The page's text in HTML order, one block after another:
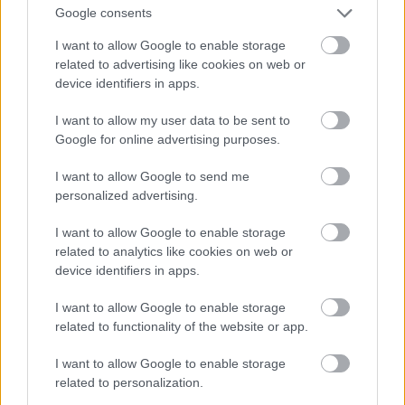
Google consents
I want to allow Google to enable storage
related to advertising like cookies on web or
device identifiers in apps.
I want to allow my user data to be sent to
Google for online advertising purposes.
I want to allow Google to send me
personalized advertising.
I want to allow Google to enable storage
related to analytics like cookies on web or
device identifiers in apps.
I want to allow Google to enable storage
related to functionality of the website or app.
I want to allow Google to enable storage
related to personalization.
ωφελημάτων στη σύμβαση για την προμήθεια των
ρωσικών αντιαεροπορικών
TOR M1
. Την αρχική
σύμβαση για τα TOR είχε υπογράψει τον
Φεβρουάριο του 1999 ο Τσοχατζόπουλος.
Σύμφωνα με τη σημερινή ηγεσία του υπουργείου
διευθετήθηκε κατ’ αρχήν με την αποδοχή της
ρωσικής πλευράς να ξανασυζητήσει το θέμα των
ύψους73 εκατομμυρίων δολαρίων (59,36
εκατομμύρια ευρώ) αντισταθμιστικών ωφελημάτων
στη διάρκεια της εδώ επίσκεψης του Ρώσου
υφυπουργού Άμυνας Μιχαήλ Δημήτριεφ στις 20
Μαΐου 2004. Πάντα κατά το υπουργείο Εθνικής
Άμυνας, ακολούθησε η σύνταξη κοινού πρακτικού,
που ο Σπηλιωτόπουλος υπέγραψε στις 13 Ιουλίου